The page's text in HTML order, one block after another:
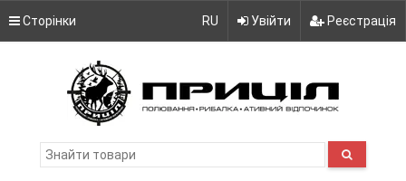
Сторінки RU Увійти Реєстрація